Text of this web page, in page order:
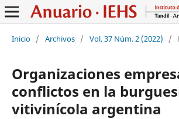
Inicio / Archivos / Vol. 37 Núm. 2 (2022) /
Organizaciones
conflictos en la
vitivinícola argentina